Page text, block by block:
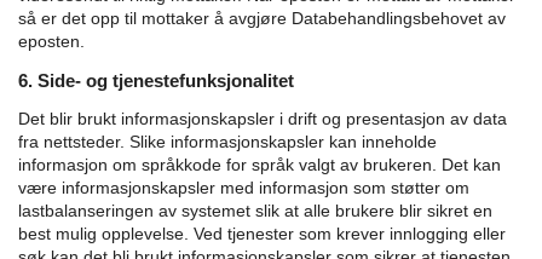
så er det opp til mottaker å avgjøre Databehandlingsbehovet av
eposten.
6. Side- og tjenestefunksjonalitet
Det blir brukt informasjonskapsler i drift og presentasjon av data
fra nettsteder. Slike informasjonskapsler kan inneholde
informasjon om språkkode for språk valgt av brukeren. Det kan
være informasjonskapsler med informasjon som støtter om
lastbalanseringen av systemet slik at alle brukere blir sikret en
best mulig opplevelse. Ved tjenester som krever innlogging eller